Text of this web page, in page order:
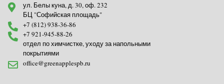
ул. Белы куна, д. 30, оф. 232
БЦ "Софийская площадь"
+7 (812) 938-36-86
+7 921-945-88-26
отдел по химчистке, уходу за напольными
покрытиями
office@greenapplespb.ru